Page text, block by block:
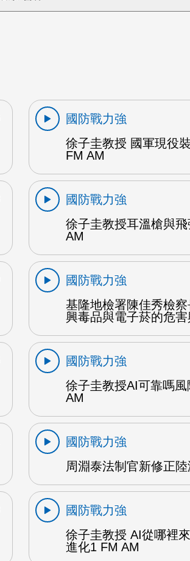
國防戰力強
徐子圭教授 國軍現役
FM AM
國防戰力強
徐子圭教授耳溫槍與
AM
國防戰力強
基隆地檢署陳佳秀檢
興毒品與電子菸的危
國防戰力強
徐子圭教授AI可靠嗎
AM
國防戰力強
周淵泰法制官新修正
國防戰力強
徐子圭教授 AI從哪裡
進化1 FM AM